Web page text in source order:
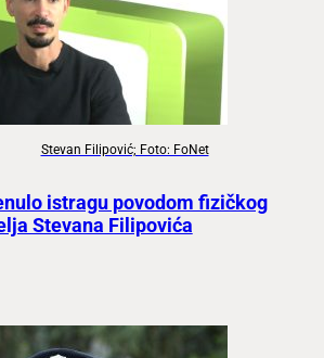
Stevan Filipović; Foto: FoNet
istragu povodom fizičkog
Stevana Filipovića